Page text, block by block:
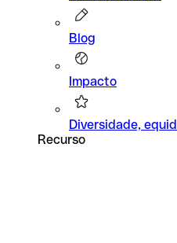
Blog
Impacto
Diversidade,
Recurso